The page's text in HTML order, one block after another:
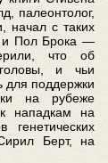
палеонтолог,
начал с таких
и Пол Брока —
что об
и чьи
для поддержки
на рубеже
нападкам на
генетических
Берт, на